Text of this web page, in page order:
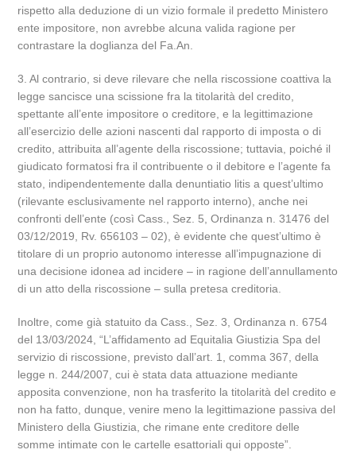
rispetto alla deduzione di un vizio formale il predetto Ministero
ente impositore, non avrebbe alcuna valida ragione per
contrastare la doglianza del Fa.An.
3. Al contrario, si deve rilevare che nella riscossione coattiva la
legge sancisce una scissione fra la titolarità del credito,
spettante all’ente impositore o creditore, e la legittimazione
all’esercizio delle azioni nascenti dal rapporto di imposta o di
credito, attribuita all’agente della riscossione; tuttavia, poiché il
giudicato formatosi fra il contribuente o il debitore e l’agente fa
stato, indipendentemente dalla denuntiatio litis a quest’ultimo
(rilevante esclusivamente nel rapporto interno), anche nei
confronti dell’ente (così Cass., Sez. 5, Ordinanza n. 31476 del
03/12/2019, Rv. 656103 – 02), è evidente che quest’ultimo è
titolare di un proprio autonomo interesse all’impugnazione di
una decisione idonea ad incidere – in ragione dell’annullamento
di un atto della riscossione – sulla pretesa creditoria.
Inoltre, come già statuito da Cass., Sez. 3, Ordinanza n. 6754
del 13/03/2024, “L’affidamento ad Equitalia Giustizia Spa del
servizio di riscossione, previsto dall’art. 1, comma 367, della
legge n. 244/2007, cui è stata data attuazione mediante
apposita convenzione, non ha trasferito la titolarità del credito e
non ha fatto, dunque, venire meno la legittimazione passiva del
Ministero della Giustizia, che rimane ente creditore delle
somme intimate con le cartelle esattoriali qui opposte”.